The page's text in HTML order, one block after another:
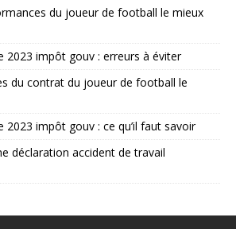
du joueur de football le mieux
2023 impôt gouv : erreurs à éviter
du contrat du joueur de football le
2023 impôt gouv : ce qu’il faut savoir
déclaration accident de travail